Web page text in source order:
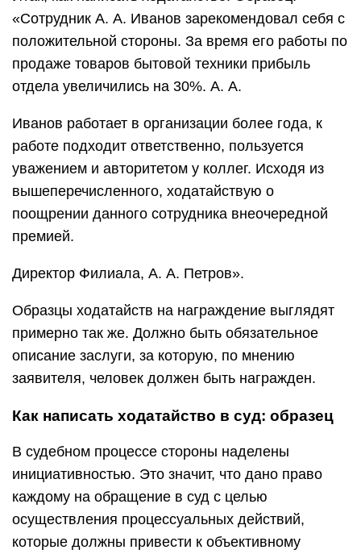
«Сотрудник А. А. Иванов зарекомендовал себя с
положительной стороны. За время его работы по
продаже товаров бытовой техники прибыль
отдела увеличились на 30%. А. А.
Иванов работает в организации более года, к
работе подходит ответственно, пользуется
уважением и авторитетом у коллег. Исходя из
вышеперечисленного, ходатайствую о
поощрении данного сотрудника внеочередной
премией.
Директор Филиала, А. А. Петров».
Образцы ходатайств на награждение выглядят
примерно так же. Должно быть обязательное
описание заслуги, за которую, по мнению
заявителя, человек должен быть награжден.
Как написать ходатайство в суд: образец
В судебном процессе стороны наделены
инициативностью. Это значит, что дано право
каждому на обращение в суд с целью
осуществления процессуальных действий,
которые должны привести к объективному